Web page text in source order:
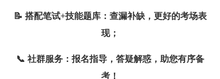
📝 搭配笔试+技能题库：查漏补缺，更好的考场表
现；
📞 社群服务：报名指导，答疑解惑，助您有序备
考！